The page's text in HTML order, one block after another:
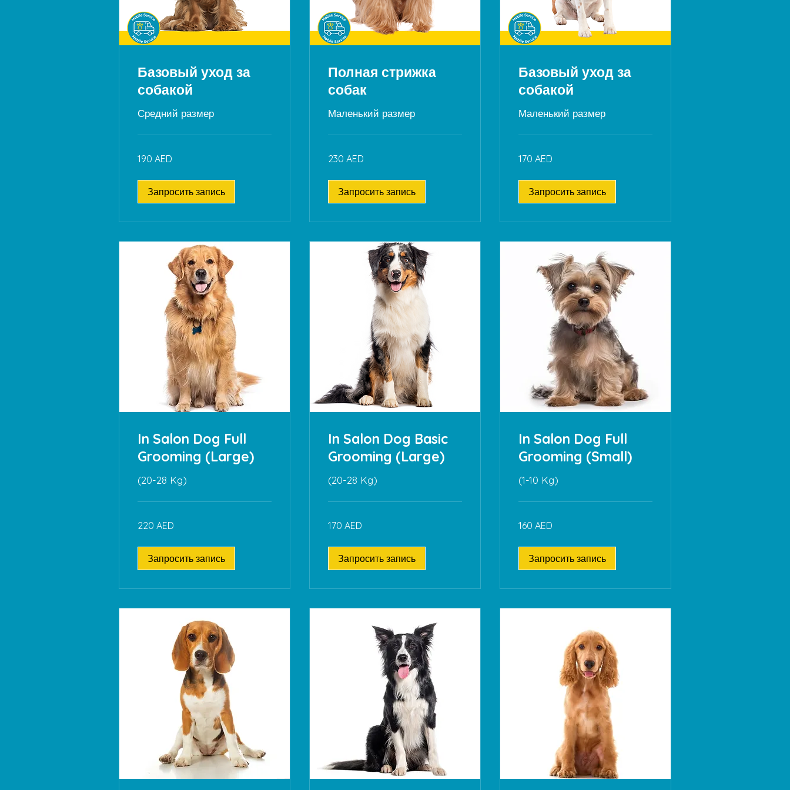
Базовый уход за
собакой
Средний размер
дирхамов
190 AED
Запросить запись
Полная стрижка
собак
Маленький размер
дирхамов
230 AED
Запросить запись
Базовый уход за
собакой
Маленький размер
дирхамов
170 AED
Запросить запись
In Salon Dog Full
Grooming (Large)
(20-28 Kg)
дирхамов
220 AED
Запросить запись
In Salon Dog Basic
Grooming (Large)
(20-28 Kg)
дирхамов
170 AED
Запросить запись
In Salon Dog Full
Grooming (Small)
(1-10 Kg)
дирхамов
160 AED
Запросить запись